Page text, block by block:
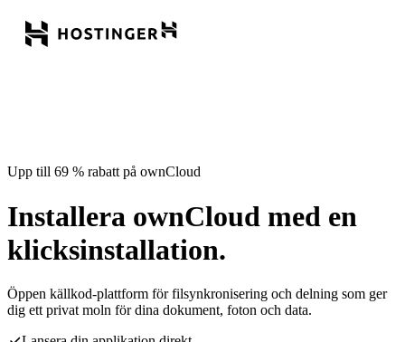
Upp till 69 % rabatt på ownCloud
Installera ownCloud med en
klicksinstallation.
Öppen källkod-plattform för filsynkronisering och delning som ger
dig ett privat moln för dina dokument, foton och data.